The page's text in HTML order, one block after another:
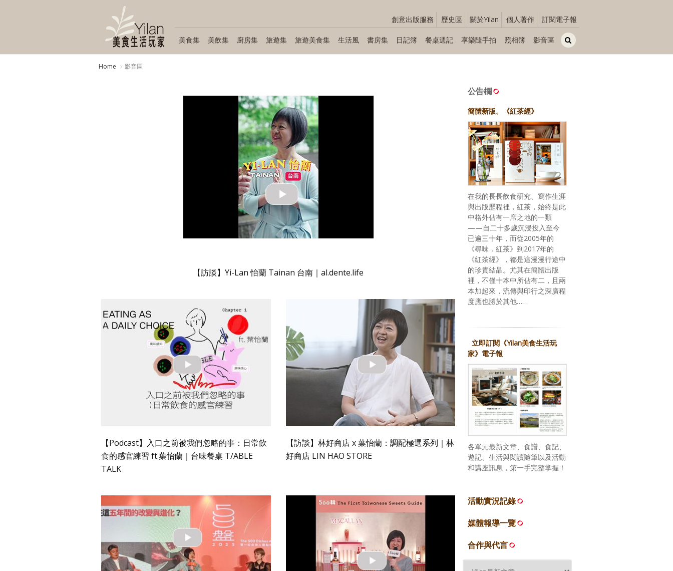
創意出版服務 歷史區 關於Yilan 個人著作 訂閱電子報
美食集 美飲集 廚房集 旅遊集 旅遊美食集 生活風 書房集 日記簿 餐桌週記 享樂隨手拍 照相簿 影音區
Home 影音區
【訪談】Yi-Lan 怡蘭 Tainan 台南｜al.dente.life
【Podcast】入口之前被我們忽略的事：日常飲
食的感官練習 ft.葉怡蘭｜台味餐桌 T/ABLE
TALK
【訪談】林好商店 x 葉怡蘭：調配極選系列｜林
好商店 LIN HAO STORE
公告欄
簡體新版。《紅茶經》
在我的長長飲食研究、寫作生涯
與出版歷程裡，紅茶，始終是此
中格外佔有一席之地的一類
——自二十多歲沉浸投入至今
已逾三十年，而從2005年的
《尋味．紅茶》到2017年的
《紅茶經》，都是這漫漫行途中
的珍貴結晶。尤其在簡體出版
裡，不僅十本中所佔有二，且兩
本加起來，流傳與印行之深廣程
度應也勝於其他……
立即訂閱《Yilan美食生活玩
家》電子報
各單元最新文章、食譜、食記、
遊記、生活與閱讀隨筆以及活動
和講座訊息，第一手完整掌握！
活動實況記錄
媒體報導一覽
合作與代言